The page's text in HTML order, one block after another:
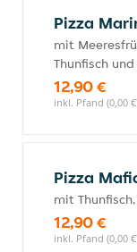
Pizza
mit
Thunfisch
12,90 €
inkl. Pfand (0,00
Pizza
mit
12,90 €
inkl. Pfand (0,00